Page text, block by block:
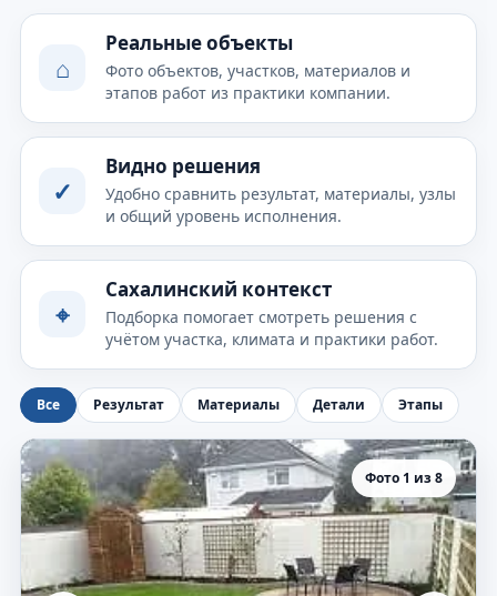
⌂
Реальные объекты
Фото объектов, участков, материалов и
этапов работ из практики компании.
✓
Видно решения
Удобно сравнить результат, материалы, узлы
и общий уровень исполнения.
⌖
Сахалинский контекст
Подборка помогает смотреть решения с
учётом участка, климата и практики работ.
Все Результат Материалы Детали Этапы
Фото 1 из 8